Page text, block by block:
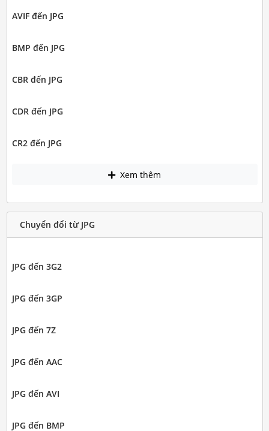
AVIF đến JPG
BMP đến JPG
CBR đến JPG
CDR đến JPG
CR2 đến JPG
Xem thêm
Chuyển đổi từ JPG
JPG đến 3G2
JPG đến 3GP
JPG đến 7Z
JPG đến AAC
JPG đến AVI
JPG đến BMP